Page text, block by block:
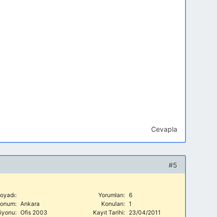
Cevapla
#5
Ankara
Ofis 2003
Yorumları: 6
Konuları: 1
Kayıt Tarihi: 23/04/2011